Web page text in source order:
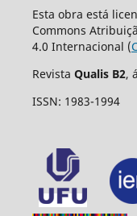
Esta obra está
Commons
4.0 Internacional (
Revista Qualis B2,
ISSN: 1983-1994